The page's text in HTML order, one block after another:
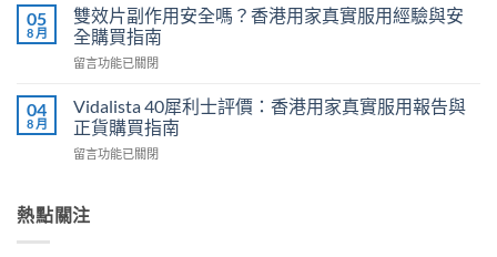
家
實
與
貨
購
買
中
評
價：
港
家
真
服
得
利
勁
幾
時
最
有
效？
2026
用
05
8 月
雙效片副作用安全嗎？香港用家真實服用經驗與安
全購買指南
在
效
片
副
作
全
留言功能已關閉
04
8 月
Vidalista 40犀利士評價：香港用家真實服用報告與
正貨購買指南
在
犀
利
留言功能已關閉
熱點關注